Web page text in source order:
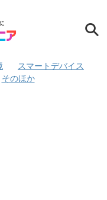
スマートデバイス
そのほか